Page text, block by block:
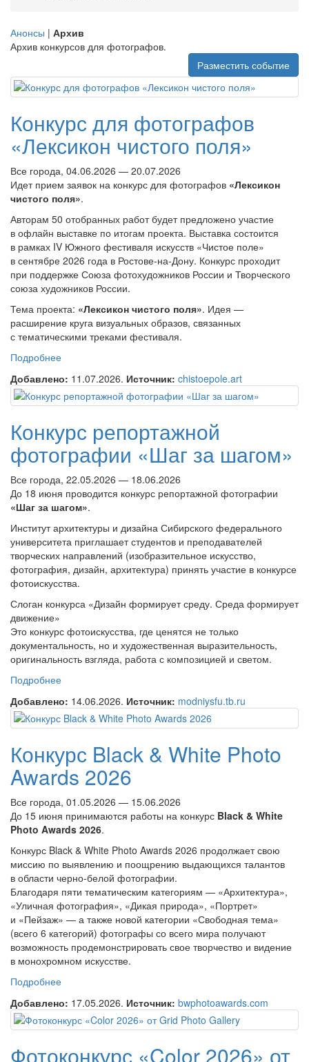
Анонсы | Архив
Архив конкурсов для фотографов.
Разместить событие
Конкурс для фотографов
«Лексикон чистого поля»
Все города, 04.06.2026 — 20.07.2026
Идет прием заявок на конкурс для фотографов «Лексикон
чистого поля».
Авторам 50 отобранных работ будет предложено участие
в офлайн выставке по итогам проекта. Выставка состоится
в рамках IV Южного фестиваля искусств «Чистое поле»
в сентябре 2026 года в Ростове-на-Дону. Конкурс проходит
при поддержке Союза фотохудожников России и Творческого
союза художников России.
Тема проекта: «Лексикон чистого поля». Идея —
расширение круга визуальных образов, связанных
с тематическими треками фестиваля.
Подробнее
Добавлено: 11.07.2026. Источник: chistoepole.art
Конкурс репортажной
фотографии «Шаг за шагом»
Все города, 22.05.2026 — 18.06.2026
До 18 июня проводится конкурс репортажной фотографии
«Шаг за шагом».
Институт архитектуры и дизайна Сибирского федерального
университета приглашает студентов и преподавателей
творческих направлений (изобразительное искусство,
фотография, дизайн, архитектура) принять участие в конкурсе
фотоискусства.
Слоган конкурса «Дизайн формирует среду. Среда формирует
движение»
Это конкурс фотоискусства, где ценятся не только
документальность, но и художественная выразительность,
оригинальность взгляда, работа с композицией и светом.
Подробнее
Добавлено: 14.06.2026. Источник: modniysfu.tb.ru
Конкурс Black & White Photo
Awards 2026
Все города, 01.05.2026 — 15.06.2026
До 15 июня принимаются работы на конкурс Black & White
Photo Awards 2026.
Конкурс Black & White Photo Awards 2026 продолжает свою
миссию по выявлению и поощрению выдающихся талантов
в области черно-белой фотографии.
Благодаря пяти тематическим категориям — «Архитектура»,
«Уличная фотография», «Дикая природа», «Портрет»
и «Пейзаж» — а также новой категории «Свободная тема»
(всего 6 категорий) фотографы со всего мира получают
возможность продемонстрировать свое творчество и видение
в монохромном искусстве.
Подробнее
Добавлено: 17.05.2026. Источник: bwphotoawards.com
Фотоконкурс «Color 2026» от